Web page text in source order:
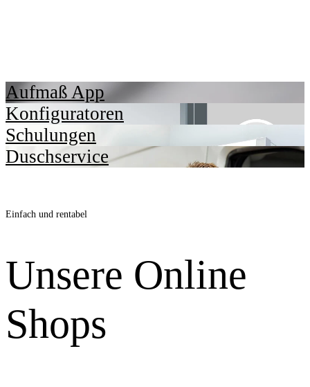
Aufmaß App
Konfiguratoren
Schulungen
Duschservice
Einfach und rentabel
Unsere Online
Shops